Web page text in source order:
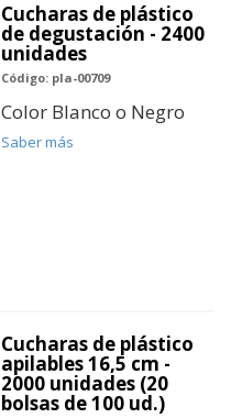
Cucharas de plástico
de degustación - 2400
unidades
Código: pla-00709
Color Blanco o Negro
Saber más
Cucharas de plástico
apilables 16,5 cm -
2000 unidades (20
bolsas de 100 ud.)